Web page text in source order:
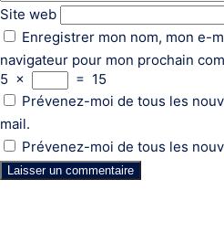
Site web
Enregistrer mon nom, mon e-
navigateur pour mon prochain
5 × = 15
Prévenez-moi de tous les
mail.
Prévenez-moi de tous les